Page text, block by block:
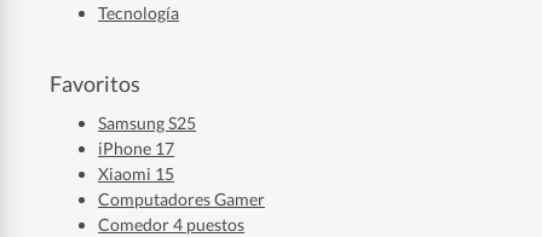
Tecnología
Favoritos
Samsung S25
iPhone 17
Xiaomi 15
Computadores Gamer
Comedor 4 puestos